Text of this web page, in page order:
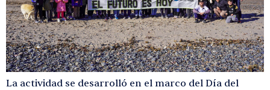
La actividad se desarrolló en el marco del Día del